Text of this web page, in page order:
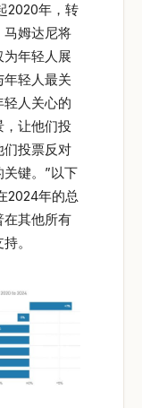
2020年，转
马姆达尼将
年轻人展
轻人最关
人关心的
，让他们投
们投票反对
键。”以下
2024年的总
在其他所有
。